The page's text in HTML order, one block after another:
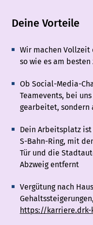
Deine Vorteile
Wir machen
so wie es am
Ob Social-Media-
Teamevents, bei
gearbeitet, sondern
Dein Arbeitsplatz
S-Bahn-Ring, mit
Tür und die
Abzweig entfernt
Vergütung nach
https://